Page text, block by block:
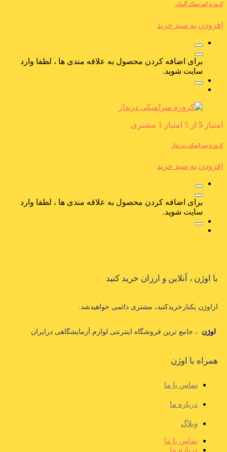
کروزه کورستک آلمان
افزودن به سبد خرید
برای اضافه کردن محصول به علاقه مندی ها ، لطفا وارد
سایت شوید.
امتیاز 5 از 5 امتیاز 1 مشتری
کروزه سرامیکی دربدار
افزودن به سبد خرید
برای اضافه کردن محصول به علاقه مندی ها ، لطفا وارد
سایت شوید.
با اوژن ، آنلاین و ارزان خرید کنید
ازاوژن یکبارخریدکنید، مشتری دائمی خواهیدشد.
اوژن ، جامع ترین فروشگاه اینترنتی لوازم آزمایشگاهی درایران
همراه با اوژن
تماس با ما
درباره ما
وبلاگ
تماس با ما
درباره ما